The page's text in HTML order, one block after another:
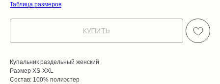
Таблица размеров
КУПИТЬ
Купальник раздельный женский
Размер XS-XXL
Состав: 100% полиэстер